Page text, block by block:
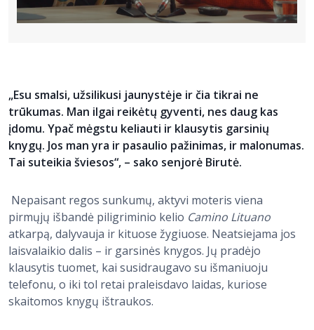
„Esu smalsi, užsilikusi jaunystėje ir čia tikrai ne
trūkumas. Man ilgai reikėtų gyventi, nes daug kas
įdomu. Ypač mėgstu keliauti ir klausytis garsinių
knygų. Jos man yra ir pasaulio pažinimas, ir malonumas.
Tai suteikia šviesos“, – sako senjorė Birutė.
Nepaisant regos sunkumų, aktyvi moteris viena
pirmųjų išbandė piligriminio kelio Camino Lituano
atkarpą, dalyvauja ir kituose žygiuose. Neatsiejama jos
laisvalaikio dalis – ir garsinės knygos. Jų pradėjo
klausytis tuomet, kai susidraugavo su išmaniuoju
telefonu, o iki tol retai praleisdavo laidas, kuriose
skaitomos knygų ištraukos.